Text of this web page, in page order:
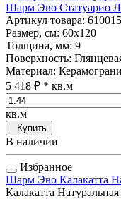
Шарм Эво Статуарио
Артикул товара:
Размер, см: 60x120
Толщина, мм: 9
Поверхность:
Материал:
5 418 ₽ * кв.м
кв.м
Купить
В наличии
Избранное
Шарм Эво Калакатта
Калакатта